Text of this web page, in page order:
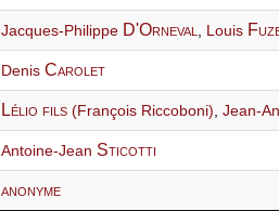
Jacques-Philippe D'Orneval Louis
DenisCarolet
Lélio fils (François Riccoboni) ,Jean-
Antoine-Jean Sticotti
anonyme